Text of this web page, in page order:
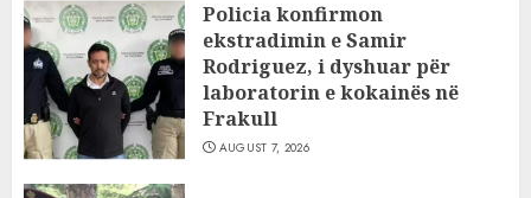
Policia konfirmon
ekstradimin e Samir
Rodriguez, i dyshuar për
laboratorin e kokainës në
Frakull
AUGUST 7, 2026